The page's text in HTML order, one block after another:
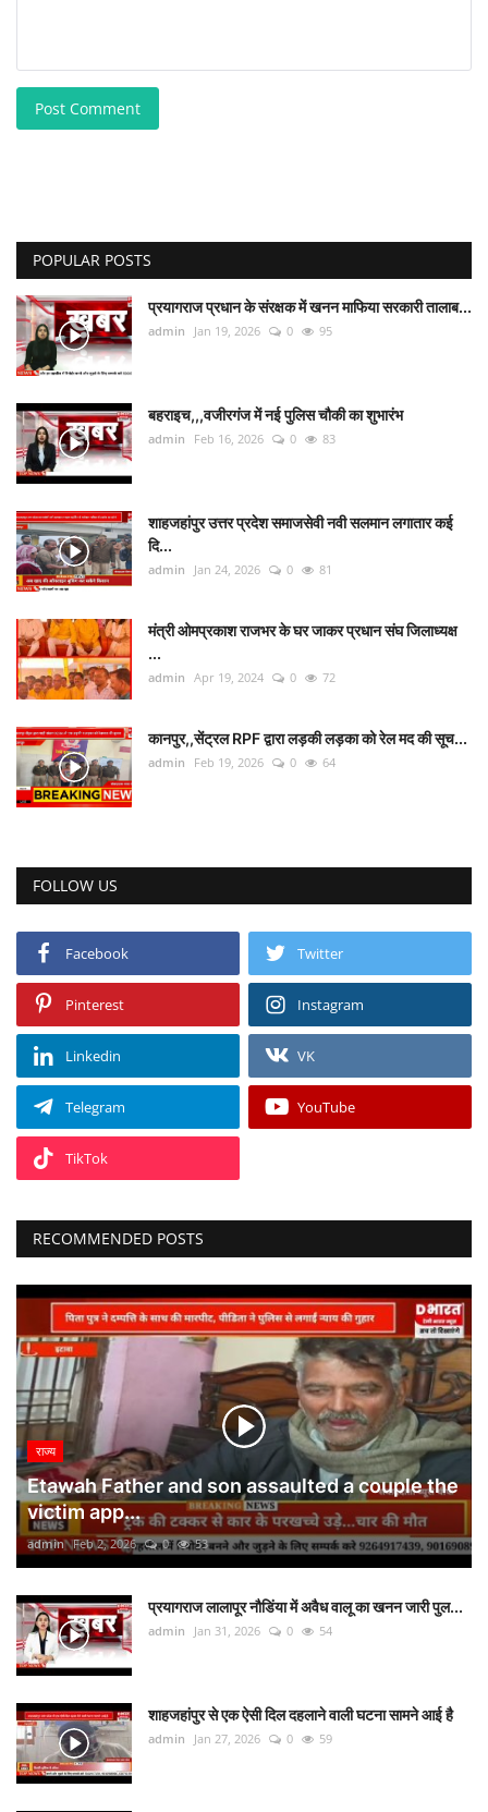
Post Comment
POPULAR POSTS
प्रयागराज प्रधान के संरक्षक में खनन माफिया सरकारी तालाब...
admin Jan 19, 2026 0 95
बहराइच,,,वजीरगंज में नई पुलिस चौकी का शुभारंभ
admin Feb 16, 2026 0 83
शाहजहांपुर उत्तर प्रदेश समाजसेवी नवी सलमान लगातार कई
दि...
admin Jan 24, 2026 0 81
मंत्री ओमप्रकाश राजभर के घर जाकर प्रधान संघ जिलाध्यक्ष
...
admin Apr 19, 2024 0 72
कानपुर,,सेंट्रल RPF द्वारा लड़की लड़का को रेल मद की सूच...
admin Feb 19, 2026 0 64
FOLLOW US
Facebook Twitter
Pinterest Instagram
Linkedin VK
Telegram YouTube
TikTok
RECOMMENDED POSTS
राज्य
Etawah Father and son assaulted a couple the
victim app...
admin Feb 2, 2026 0 53
प्रयागराज लालापूर नौडिंया में अवैध वालू का खनन जारी पुल...
admin Jan 31, 2026 0 54
शाहजहांपुर से एक ऐसी दिल दहलाने वाली घटना सामने आई है
admin Jan 27, 2026 0 59